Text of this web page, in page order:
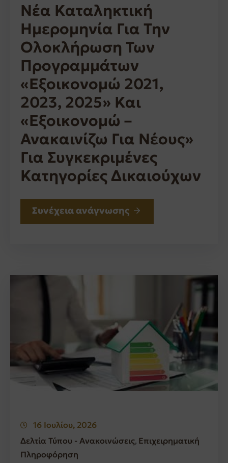
Νέα Καταληκτική
Ημερομηνία Για Την
Ολοκλήρωση Των
Προγραμμάτων
«Εξοικονομώ 2021,
2023, 2025» Και
«Εξοικονομώ –
Ανακαινίζω Για Νέους»
Για Συγκεκριμένες
Κατηγορίες Δικαιούχων
Συνέχεια ανάγνωσης
16 Ιουλίου, 2026
Δελτία Τύπου - Ανακοινώσεις‚ Επιχειρηματική
Πληροφόρηση